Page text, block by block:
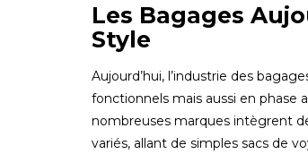
Les Bagages
Style
Aujourd’hui, l’industrie des
fonctionnels mais aussi en phase
nombreuses marques intègrent
variés, allant de simples sacs de